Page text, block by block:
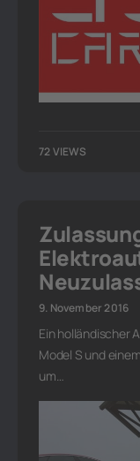
72 VIEWS
9. November 2016
Ein holländischer
Model S und
um…